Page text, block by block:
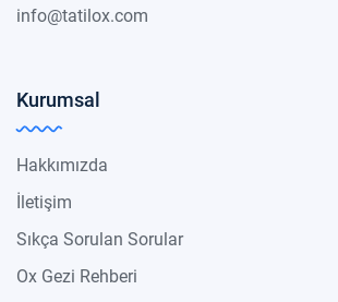
info@tatilox.com
Kurumsal
Hakkımızda
İletişim
Sıkça Sorulan Sorular
Ox Gezi Rehberi